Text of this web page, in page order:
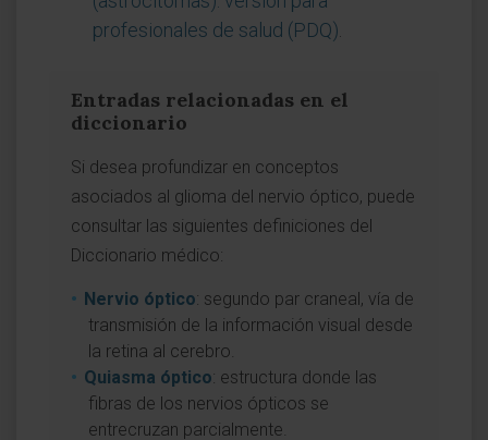
profesionales de salud (PDQ)
Entradas relacionadas en el
diccionario
Si desea profundizar en conceptos
asociados al glioma del nervio óptico, puede
consultar las siguientes definiciones del
Diccionario médico:
Nervio óptico: segundo par craneal, vía de
transmisión de la información visual desde
la retina al cerebro.
Quiasma óptico: estructura donde las
fibras de los nervios ópticos se
entrecruzan parcialmente.